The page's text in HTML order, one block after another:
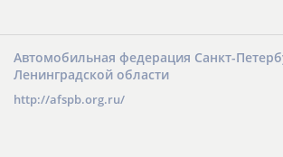
Автомобильная федерация Санкт-
Ленинградской области
http://afspb.org.ru/